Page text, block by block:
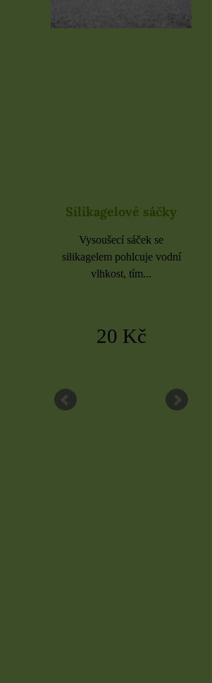
Organzové sáčky
Organzové sáčky najdou
uplatnění při rychlém
7 Kč